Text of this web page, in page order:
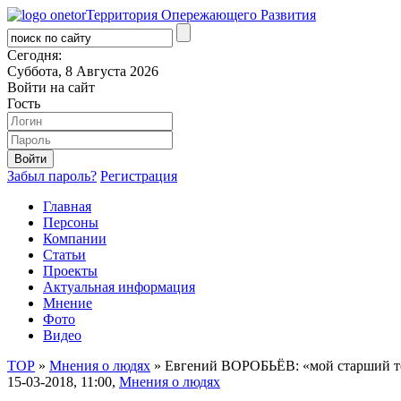
Территория Опережающего Развития
Сегодня:
Суббота, 8 Августа 2026
Войти на сайт
Гость
Забыл пароль? Регистрация
Главная
Персоны
Компании
Статьи
Проекты
Актуальная информация
Мнение
Фото
Видео
ТОР » Мнения о людях » Евгений ВОРОБЬЁВ: «мой старший
15-03-2018, 11:00, Мнения о людях